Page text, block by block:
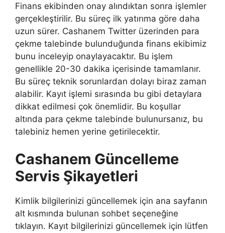
Finans ekibinden onay alındıktan sonra işlemler
gerçekleştirilir. Bu süreç ilk yatırıma göre daha
uzun sürer. Cashanem Twitter üzerinden para
çekme talebinde bulunduğunda finans ekibimiz
bunu inceleyip onaylayacaktır. Bu işlem
genellikle 20-30 dakika içerisinde tamamlanır.
Bu süreç teknik sorunlardan dolayı biraz zaman
alabilir. Kayıt işlemi sırasında bu gibi detaylara
dikkat edilmesi çok önemlidir. Bu koşullar
altında para çekme talebinde bulunursanız, bu
talebiniz hemen yerine getirilecektir.
Cashanem Güncelleme
Servis Şikayetleri
Kimlik bilgilerinizi güncellemek için ana sayfanın
alt kısmında bulunan sohbet seçeneğine
tıklayın. Kayıt bilgilerinizi güncellemek için lütfen